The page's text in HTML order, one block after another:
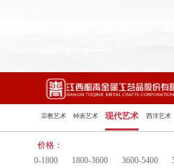
宗教艺术 钟表艺术 现代艺术 西洋艺术
价格：
0-1800
1800-3600 3600-5400